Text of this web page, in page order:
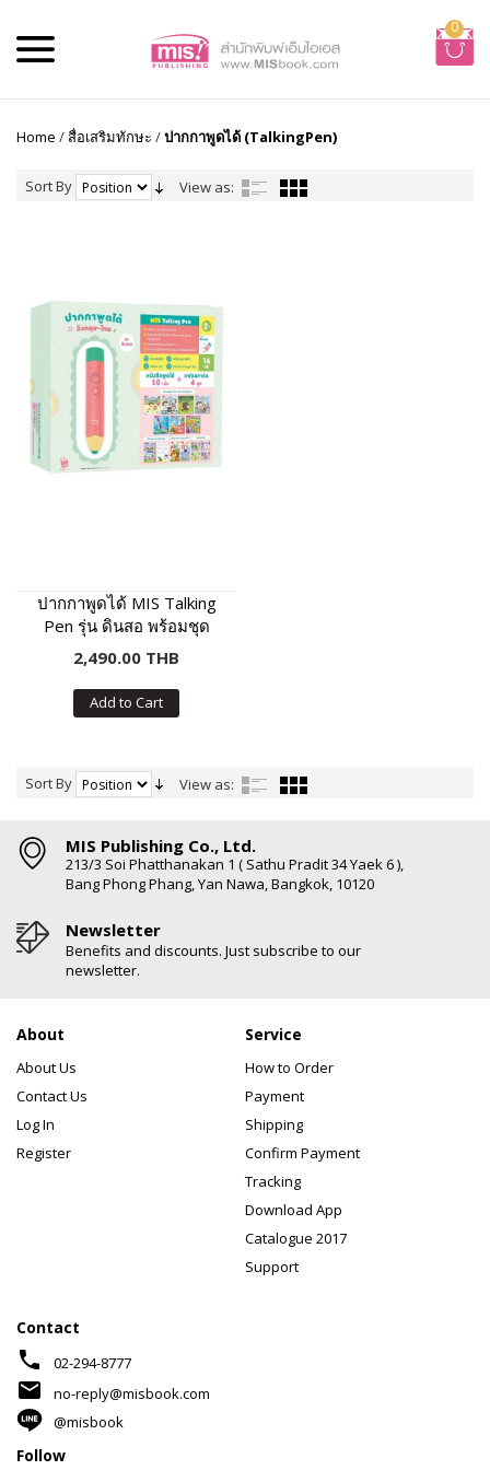
0
Home /สื่อเสริมทักษะ /ปากกาพูดได้ (TalkingPen)
Sort By View as:
ปากกาพูดได้ MIS Talking
Pen รุ่น ดินสอ พร้อมชุด
หนังสือเสริมภาษา พัฒนา IQ
2,490.00 THB
Add to Cart
Sort By View as:
MIS Publishing Co., Ltd.
213/3 Soi Phatthanakan 1 ( Sathu Pradit 34 Yaek 6 ),
Bang Phong Phang, Yan Nawa, Bangkok, 10120
Newsletter
Benefits and discounts. Just subscribe to our
newsletter.
About
About Us
Contact Us
Log In
Register
Service
How to Order
Payment
Shipping
Confirm Payment
Tracking
Download App
Catalogue 2017
Support
Contact
phone 02-294-8777
mail
no-reply@misbook.com
@misbook
Follow